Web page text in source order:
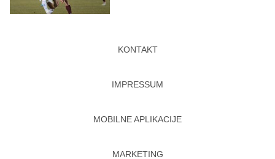
KONTAKT
IMPRESSUM
MOBILNE APLIKACIJE
MARKETING